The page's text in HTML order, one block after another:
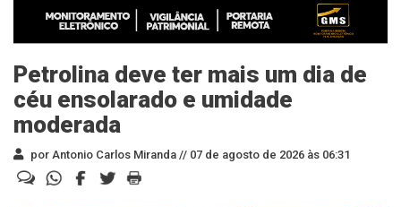
Petrolina deve ter mais um dia de
céu ensolarado e umidade
moderada
por Antonio Carlos Miranda // 07 de agosto de 2026 às 06:31